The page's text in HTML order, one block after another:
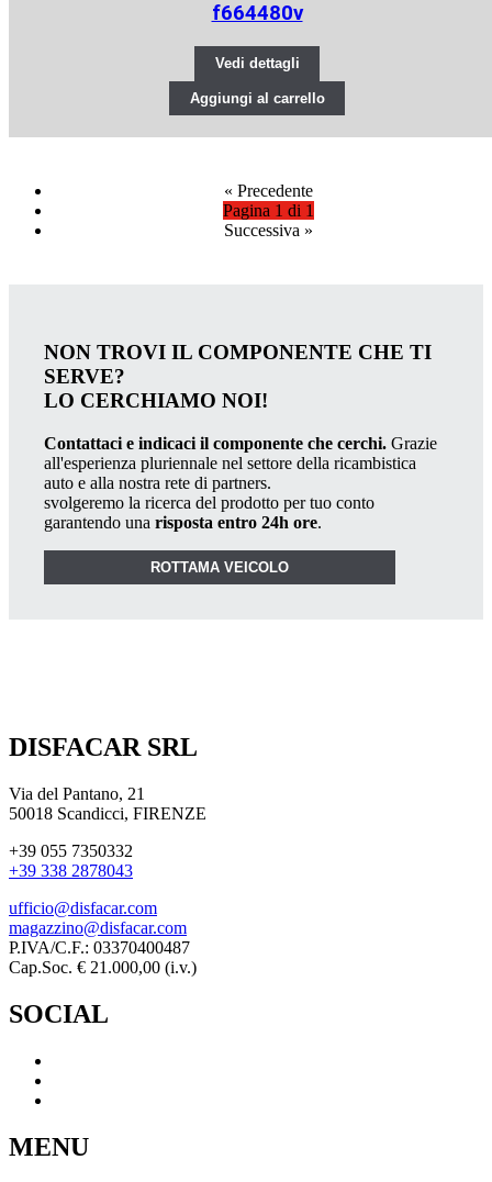
f664480v
Vedi dettagli
Aggiungi al carrello
« Precedente
Pagina 1 di 1
Successiva »
NON TROVI IL COMPONENTE CHE TI
SERVE?
LO CERCHIAMO NOI!
Contattaci e indicaci il componente che cerchi. Grazie
all'esperienza pluriennale nel settore della ricambistica
auto e alla nostra rete di partners.
svolgeremo la ricerca del prodotto per tuo conto
garantendo una risposta entro 24h ore.
ROTTAMA VEICOLO
DISFACAR SRL
Via del Pantano, 21
50018 Scandicci, FIRENZE
+39 055 7350332
+39 338 2878043
ufficio@disfacar.com
magazzino@disfacar.com
P.IVA/C.F.: 03370400487
Cap.Soc. € 21.000,00 (i.v.)
SOCIAL
MENU